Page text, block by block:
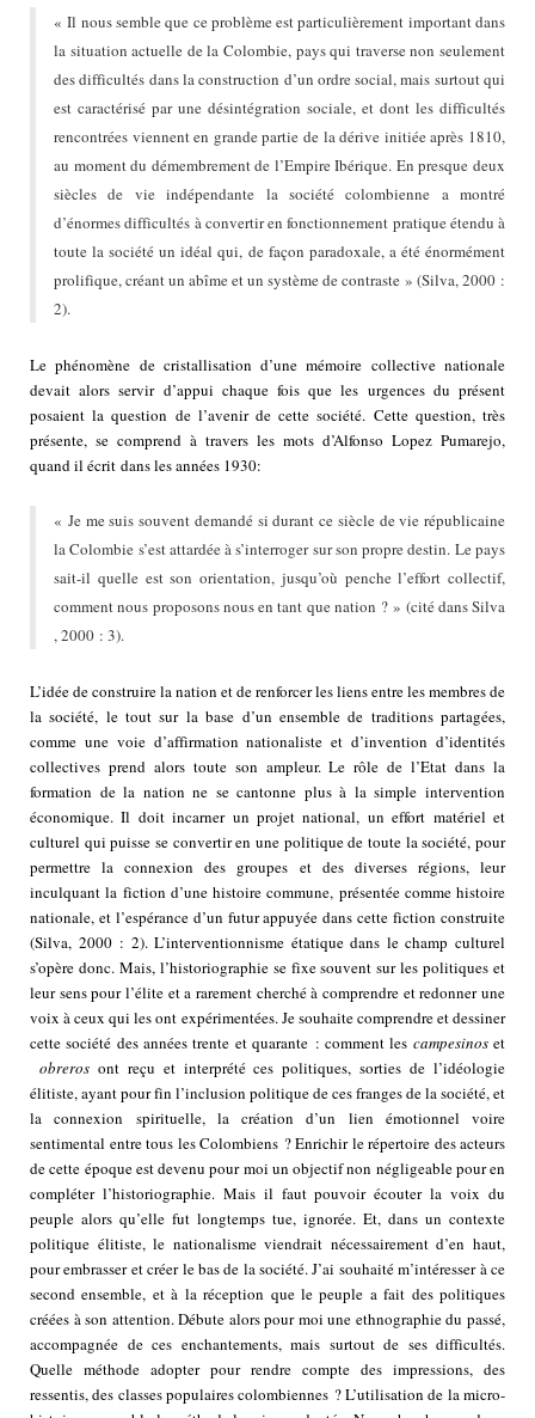
« Il nous semble que ce problème est particulièrement important dans
la situation actuelle de la Colombie, pays qui traverse non seulement
des difficultés dans la construction d’un ordre social, mais surtout qui
est caractérisé par une désintégration sociale, et dont les difficultés
rencontrées viennent en grande partie de la dérive initiée après 1810,
au moment du démembrement de l’Empire Ibérique. En presque deux
siècles de vie indépendante la société colombienne a montré
d’énormes difficultés à convertir en fonctionnement pratique étendu à
toute la société un idéal qui, de façon paradoxale, a été énormément
prolifique, créant un abîme et un système de contraste » (Silva, 2000 :
2).
Le phénomène de cristallisation d’une mémoire collective nationale
devait alors servir d’appui chaque fois que les urgences du présent
posaient la question de l’avenir de cette société. Cette question, très
présente, se comprend à travers les mots d’Alfonso Lopez Pumarejo,
quand il écrit dans les années 1930:
« Je me suis souvent demandé si durant ce siècle de vie républicaine
la Colombie s’est attardée à s’interroger sur son propre destin. Le pays
sait-il quelle est son orientation, jusqu’où penche l’effort collectif,
comment nous proposons nous en tant que nation ? » (cité dans Silva
, 2000 : 3).
L’idée de construire la nation et de renforcer les liens entre les membres de
la société, le tout sur la base d’un ensemble de traditions partagées,
comme une voie d’affirmation nationaliste et d’invention d’identités
collectives prend alors toute son ampleur. Le rôle de l’Etat dans la
formation de la nation ne se cantonne plus à la simple intervention
économique. Il doit incarner un projet national, un effort matériel et
culturel qui puisse se convertir en une politique de toute la société, pour
permettre la connexion des groupes et des diverses régions, leur
inculquant la fiction d’une histoire commune, présentée comme histoire
nationale, et l’espérance d’un futur appuyée dans cette fiction construite
(Silva, 2000 : 2). L’interventionnisme étatique dans le champ culturel
s’opère donc. Mais, l’historiographie se fixe souvent sur les politiques et
leur sens pour l’élite et a rarement cherché à comprendre et redonner une
voix à ceux qui les ont expérimentées. Je souhaite comprendre et dessiner
cette société des années trente et quarante : comment les campesinoset
obreros ont reçu et interprété ces politiques, sorties de l’idéologie
élitiste, ayant pour fin l’inclusion politique de ces franges de la société, et
la connexion spirituelle, la création d’un lien émotionnel voire
sentimental entre tous les Colombiens ? Enrichir le répertoire des acteurs
de cette époque est devenu pour moi un objectif non négligeable pour en
compléter l’historiographie. Mais il faut pouvoir écouter la voix du
peuple alors qu’elle fut longtemps tue, ignorée. Et, dans un contexte
politique élitiste, le nationalisme viendrait nécessairement d’en haut,
pour embrasser et créer le bas de la société. J’ai souhaité m’intéresser à ce
second ensemble, et à la réception que le peuple a fait des politiques
créées à son attention. Débute alors pour moi une ethnographie du passé,
accompagnée de ces enchantements, mais surtout de ses difficultés.
Quelle méthode adopter pour rendre compte des impressions, des
ressentis, des classes populaires colombiennes ? L’utilisation de la micro-